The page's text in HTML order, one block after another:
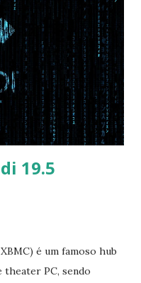
and CSM OS (Essa
Boot > Boot Priority
Essa ordem de boot
boot pela USB, depois
as opções acima são
19.5
é um famoso hub
theater PC, sendo